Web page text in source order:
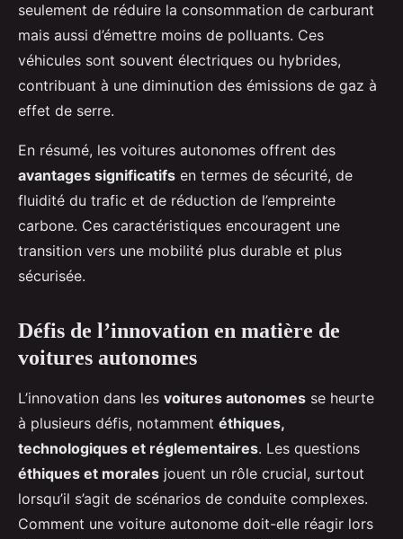
seulement de réduire la consommation de carburant
mais aussi d’émettre moins de polluants. Ces
véhicules sont souvent électriques ou hybrides,
contribuant à une diminution des émissions de gaz à
effet de serre.
En résumé, les voitures autonomes offrent des
avantages significatifs en termes de sécurité, de
fluidité du trafic et de réduction de l’empreinte
carbone. Ces caractéristiques encouragent une
transition vers une mobilité plus durable et plus
sécurisée.
Défis de l’innovation en matière de
voitures autonomes
L’innovation dans les voitures autonomes se heurte
à plusieurs défis, notamment éthiques,
technologiques et réglementaires. Les questions
éthiques et morales jouent un rôle crucial, surtout
lorsqu’il s’agit de scénarios de conduite complexes.
Comment une voiture autonome doit-elle réagir lors